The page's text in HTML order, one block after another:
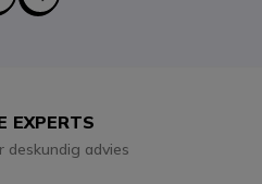
EXPERTS
deskundig advies